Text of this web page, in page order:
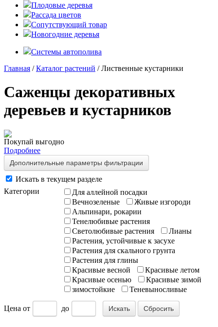
Плодовые деревья
Рассада цветов
Сопутствующий товар
Новогодние деревья
Системы автополива
Главная /Каталог растений / Лиственные кустарники
Саженцы декоративных
деревьев и кустарников
Покупай выгодно
Подробнее
Дополнительные параметры фильтрации
Искать в текущем разделе
Категории
Для аллейной посадки
Вечнозеленые
Живые изгороди
Альпинари, рокарии
Тенелюбивые растения
Светолюбивые растения
Лианы
Растения, устойчивые к засухе
Растения для скального грунта
Растения для глины
Красивые весной
Красивые летом
Красивые осенью
Красивые зимой
зимостойкие
Теневыносливые
Цена от до Сбросить